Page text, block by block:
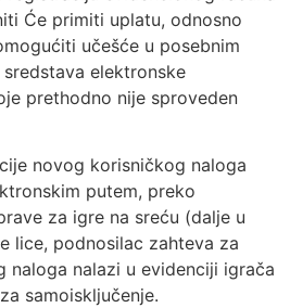
Će primiti uplatu, odnosno
učešće u posebnim
elektronske
prethodno nije sproveden
novog korisničkog naloga
putem, preko
za igre na sreću (dalje u
lice, podnosilac zahteva za
naloga nalazi u evidenciji igrača
samoisključenje.